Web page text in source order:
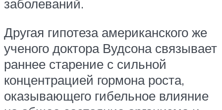
заболеваний.
Другая гипотеза американского же
ученого доктора Вудсона связывает
раннее старение с сильной
концентрацией гормона роста,
оказывающего гибельное влияние